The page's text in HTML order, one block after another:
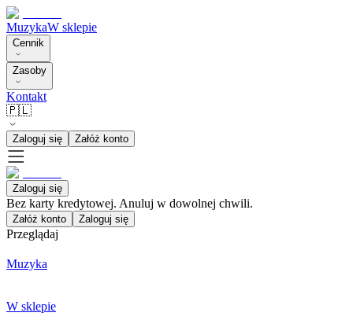
MuzykaW sklepie
Cennik
Zasoby
Kontakt
🇵🇱
Zaloguj się Załóż konto
Zaloguj się
Bez karty kredytowej. Anuluj w dowolnej chwili.
Załóż konto Zaloguj się
Przeglądaj
Muzyka
W sklepie